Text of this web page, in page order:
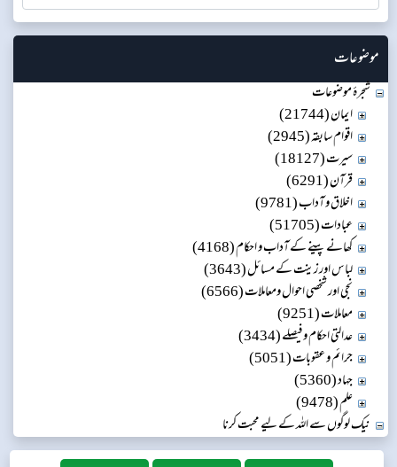
موضوعات
شجرۂ موضوعات
ایمان (21744)
اقوام سابقہ (2945)
سیرت (18127)
قرآن (6291)
اخلاق و آداب (9781)
عبادات (51705)
کھانے پینے کے آداب و احکام (4168)
لباس اور زینت کے مسائل (3643)
نجی اور شخصی احوال ومعاملات (6566)
معاملات (9251)
عدالتی احکام و فیصلے (3434)
جرائم و عقوبات (5051)
جہاد (5360)
علم (9478)
نیک لوگوں سے اللہ کے لیے محبت کرنا